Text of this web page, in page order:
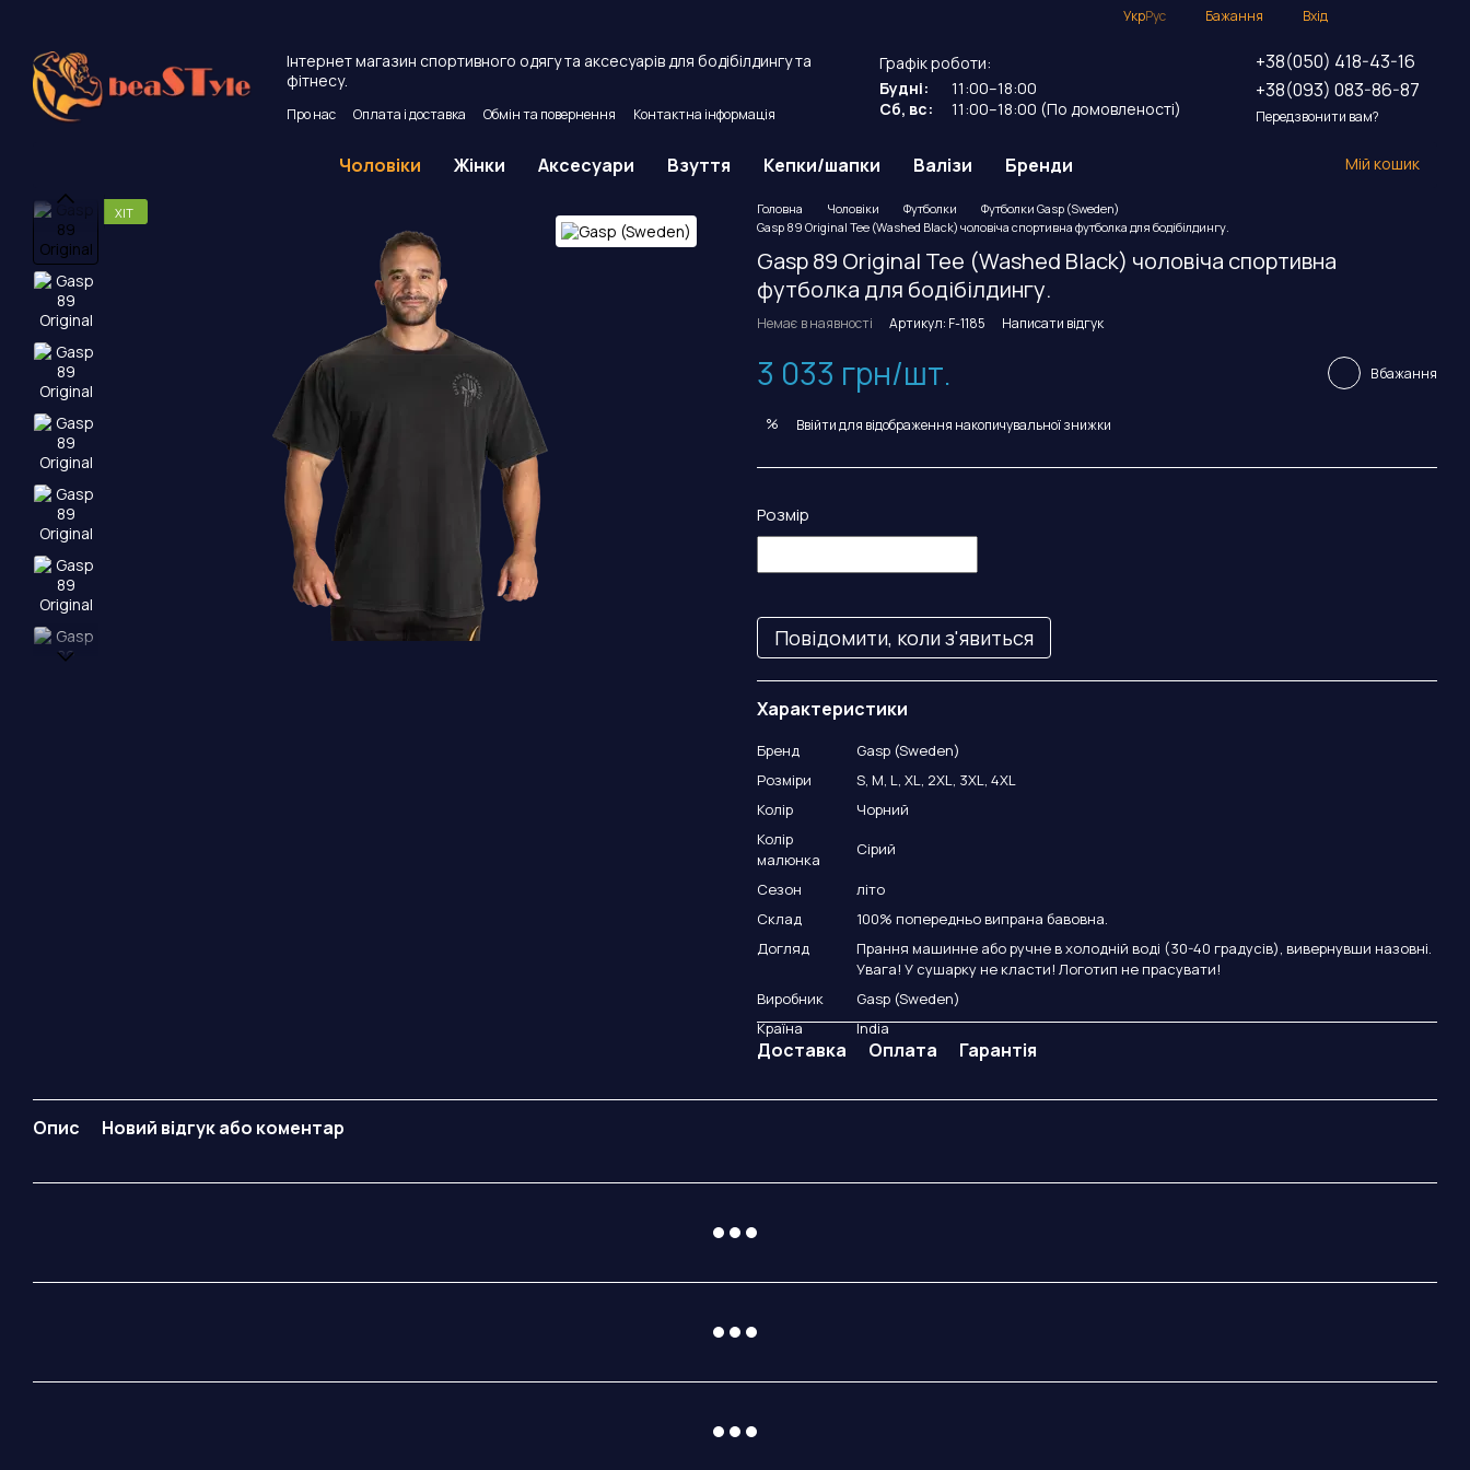
УкрРус Бажання Вхід
Інтернет магазин спортивного одягу та аксесуарів для бодібілдингу та
фітнесу.
Про нас Оплата і доставка Обмін та повернення
Контактна інформація
Графік роботи:
Будні:
11:00–18:00
Сб, вс:
11:00–18:00 (По домовленості)
+38(050) 418-43-16
+38(093) 083-86-87
Передзвонити вам?
Чоловіки Жінки Аксесуари Взуття Кепки/шапки Валізи Бренди Мій кошик
ХІТ Головна Чоловіки Футболки
Футболки Gasp (Sweden)
Gasp 89 Original Tee (Washed Black) чоловіча спортивна футболка для бодібілдингу.
Gasp 89 Original Tee (Washed Black) чоловіча спортивна
футболка для бодібілдингу.
Немає в наявності Артикул: F-1185 Написати відгук
3 033 грн/шт. В бажання
% Ввійтидля відображення накопичувальної знижки
Розмір
Повідомити, коли з'явиться
Характеристики
Бренд
Gasp (Sweden)
Розміри
S, M, L, XL, 2XL, 3XL, 4XL
Колір
Чорний
Колір
малюнка
Сірий
Сезон
літо
Склад
100% попередньо випрана бавовна.
Догляд
Прання машинне або ручне в холодній воді (30-40 градусів), вивернувши назовні.
Увага! У сушарку не класти! Логотип не прасувати!
Виробник
Gasp (Sweden)
Країна
India
Доставка Оплата Гарантія
Опис Новий відгук або коментар